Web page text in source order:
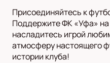
Присоединяйтесь к
Поддержите ФК «Уфа»
насладитесь игрой
атмосферу настоящего
истории клуба!